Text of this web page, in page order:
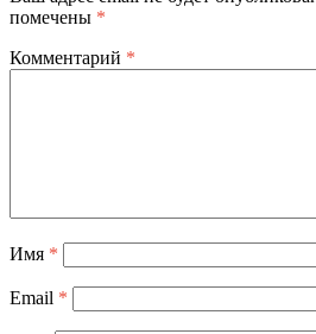
помечены *
Комментарий *
Имя *
Email *